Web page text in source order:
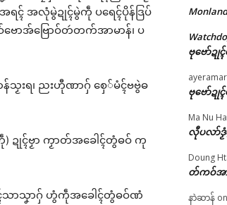
ရုဲစှ်
ညးဒါန်လိက်
ၚ် အလုံမွဲဍုၚ်မွဲကဵု ပရေၚ်ပိုန်ဒြပ်
ောအ်ဗြောဝ်တဴတက်အာမာန်၊ ပ
သၟးရ၊ ညးဟီုဏာဂှ် စှေ်မံၚ်ဗဗွဲဓ
ဍုၚ်ဗၟာ ကၟာတ်အခေါၚ်တွံဓဝ် ကု
ၚ်သာသၞာဂှ် ဟွံကဵုအခေါၚ်တွံဓဝ်ဏံ
Monland
ဗုဗော်ဍု
ဗုဗော်ဍု
Ma Nu
လီုပလာ်ဒၟံ
Doung
တ်ကဝ်အ
နာဲဆာန် on